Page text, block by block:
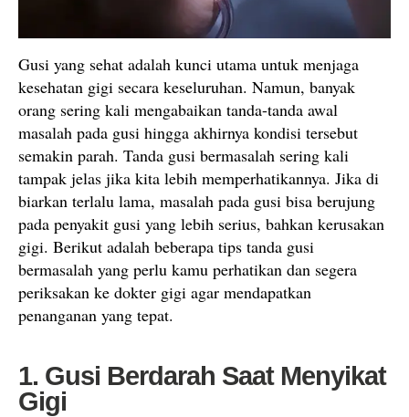
Gusi yang sehat adalah kunci utama untuk menjaga
kesehatan gigi secara keseluruhan. Namun, banyak
orang sering kali mengabaikan tanda-tanda awal
masalah pada gusi hingga akhirnya kondisi tersebut
semakin parah. Tanda gusi bermasalah sering kali
tampak jelas jika kita lebih memperhatikannya. Jika di
biarkan terlalu lama, masalah pada gusi bisa berujung
pada penyakit gusi yang lebih serius, bahkan kerusakan
gigi. Berikut adalah beberapa tips tanda gusi
bermasalah yang perlu kamu perhatikan dan segera
periksakan ke dokter gigi agar mendapatkan
penanganan yang tepat.
1. Gusi Berdarah Saat Menyikat
Gigi